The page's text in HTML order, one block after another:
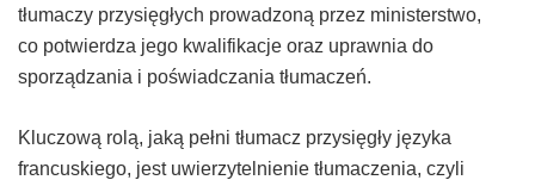
tłumaczy przysięgłych prowadzoną przez ministerstwo,
co potwierdza jego kwalifikacje oraz uprawnia do
sporządzania i poświadczania tłumaczeń.
Kluczową rolą, jaką pełni tłumacz przysięgły języka
francuskiego, jest uwierzytelnienie tłumaczenia, czyli